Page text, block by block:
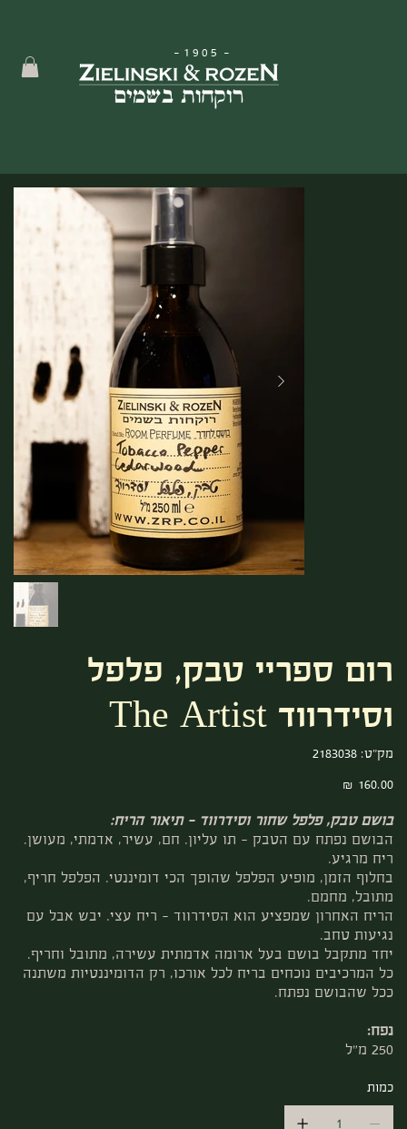
- 1905 -
רום ספריי טבק, פלפל
וסידרווד The Artist
מק"ט:
מק"ט
2183038
מחיר
בושם טבק, פלפל שחור וסידרווד – תיאור הריח:
הבושם נפתח עם הטבק – תו עליון. חם, עשיר, אדמתי, מעושן.
ריח מרגיע.
בחלוף הזמן, מופיע הפלפל שהופך הכי דומיננטי. הפלפל חריף,
מתובל, מחמם.
הריח האחרון שמפציע הוא הסידרווד – ריח עצי. יבש אבל עם
נגיעות טחב.
יחד מתקבל בושם בעל ארומה אדמתית עשירה, מתובל וחריף.
כל המרכיבים נוכחים בריח לכל אורכו, רק הדומיננטיות משתנה
ככל שהבושם נפתח.
נפח:
250 מ"ל
כמות